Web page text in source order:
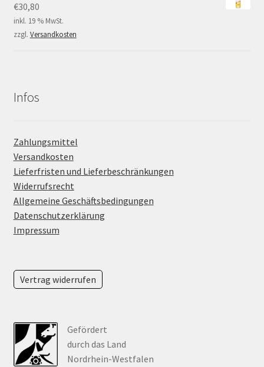
€30,80
inkl. 19 % MwSt.
zzgl. Versandkosten
Infos
Zahlungsmittel
Versandkosten
Lieferfristen und Lieferbeschränkungen
Widerrufsrecht
Allgemeine Geschäftsbedingungen
Datenschutzerklärung
Impressum
Vertrag widerrufen
Gefördert
durch das Land
Nordrhein-Westfalen